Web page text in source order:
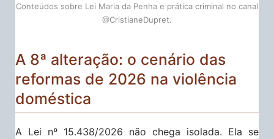
Conteúdos sobre Lei Maria da Penha e prática criminal no canal
@CristianeDupret.
A 8ª alteração: o cenário das
reformas de 2026 na violência
doméstica
A Lei nº 15.438/2026 não chega isolada. Ela se